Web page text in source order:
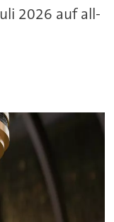
2026 auf all-